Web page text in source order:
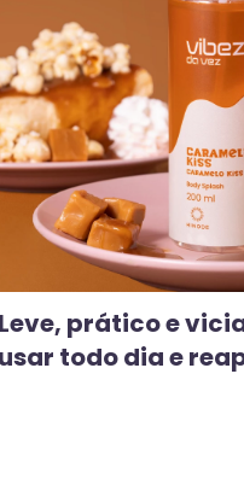
Leve, prático e
usar todo dia e